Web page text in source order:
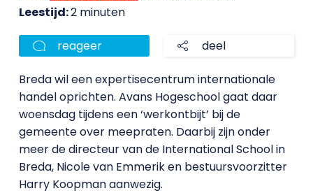
Leestijd:2 minuten
reageer deel
Breda wil een expertisecentrum internationale
handel oprichten. Avans Hogeschool gaat daar
woensdag tijdens een ‘werkontbijt’ bij de
gemeente over meepraten. Daarbij zijn onder
meer de directeur van de International School in
Breda, Nicole van Emmerik en bestuursvoorzitter
Harry Koopman aanwezig.